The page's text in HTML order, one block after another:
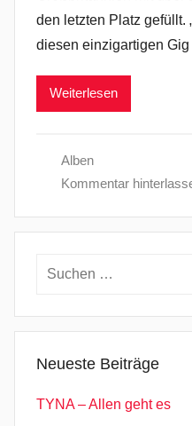
den letzten Platz gefüllt.
diesen einzigartigen Gig
Weiterlesen
Alben
Kommentar
Suchen
Neueste Beiträge
TYNA – Allen geht es